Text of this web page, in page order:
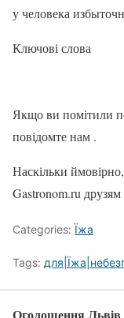
у человека
Ключові слова
Якщо ви помітили
повідомте нам .
Наскільки
Gastronom.ru
Categories: Їжа
Tags:
Оголошення Львів